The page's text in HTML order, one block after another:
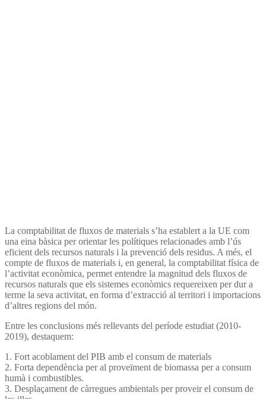
La comptabilitat de fluxos de materials s’ha establert a la UE com
una eina bàsica per orientar les polítiques relacionades amb l’ús
eficient dels recursos naturals i la prevenció dels residus. A més, el
compte de fluxos de materials i, en general, la comptabilitat física de
l’activitat econòmica, permet entendre la magnitud dels fluxos de
recursos naturals que els sistemes econòmics requereixen per dur a
terme la seva activitat, en forma d’extracció al territori i importacions
d’altres regions del món.
Entre les conclusions més rellevants del període estudiat (2010-
2019), destaquem:
1. Fort acoblament del PIB amb el consum de materials
2. Forta dependència per al proveïment de biomassa per a consum
humà i combustibles.
3. Desplaçament de càrregues ambientals per proveir el consum de